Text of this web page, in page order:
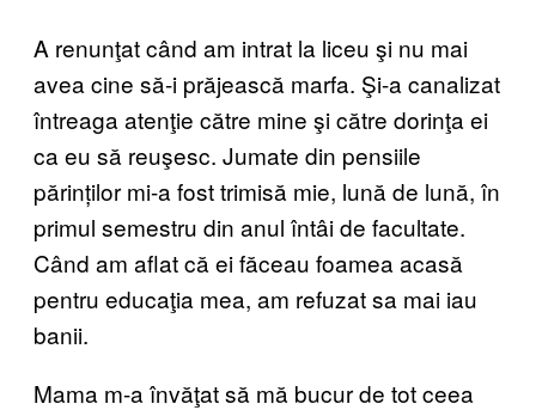
A renunţat când am intrat la liceu şi nu mai
avea cine să-i prăjească marfa. Şi-a canalizat
întreaga atenţie către mine şi către dorinţa ei
ca eu să reuşesc. Jumate din pensiile
părinților mi-a fost trimisă mie, lună de lună, în
primul semestru din anul întâi de facultate.
Când am aflat că ei făceau foamea acasă
pentru educaţia mea, am refuzat sa mai iau
banii.
Mama m-a învăţat să mă bucur de tot ceea